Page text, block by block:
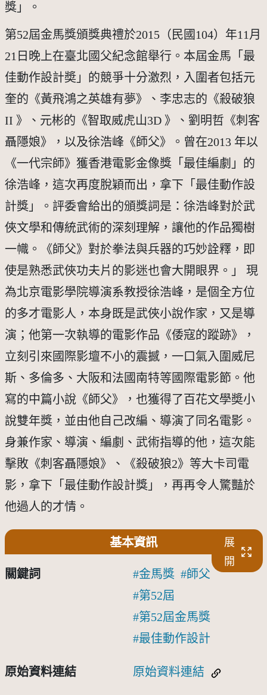
獎」。
第52屆金馬獎頒獎典禮於2015（民國104）年11月
21日晚上在臺北國父紀念館舉行。本屆金馬「最
佳動作設計奬」的競爭十分激烈，入圍者包括元
奎的《黃飛鴻之英雄有夢》、李忠志的《殺破狼
II 》、元彬的《智取威虎山3D 》、劉明哲《刺客
聶隱娘》，以及徐浩峰《師父》。曾在2013 年以
《一代宗師》獲香港電影金像獎「最佳編劇」的
徐浩峰，這次再度脫穎而出，拿下「最佳動作設
計獎」。評委會給出的頒獎詞是：徐浩峰對於武
俠文學和傳統武術的深刻理解，讓他的作品獨樹
一幟。《師父》對於拳法與兵器的巧妙詮釋，即
使是熟悉武俠功夫片的影迷也會大開眼界。」 現
為北京電影學院導演系教授徐浩峰，是個全方位
的多才電影人，本身既是武俠小說作家，又是導
演；他第一次執導的電影作品《倭寇的蹤跡》，
立刻引來國際影壇不小的震撼，一口氣入圍威尼
斯、多倫多、大阪和法國南特等國際電影節。他
寫的中篇小說《師父》，也獲得了百花文學奬小
說雙年獎，並由他自己改編、導演了同名電影。
身兼作家、導演、編劇、武術指導的他，這次能
擊敗《刺客聶隱娘》、《殺破狼2》等大卡司電
影，拿下「最佳動作設計獎」，再再令人驚豔於
他過人的才情。
基本資訊
展
開
關鍵詞 金馬獎
師父
第52屆
第52屆金馬獎
最佳動作設計
原始資料連結 原始資料連結